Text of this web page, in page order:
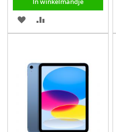
VOEG
TOE
VERLANGLIJST
OM
VERGELIJKEN